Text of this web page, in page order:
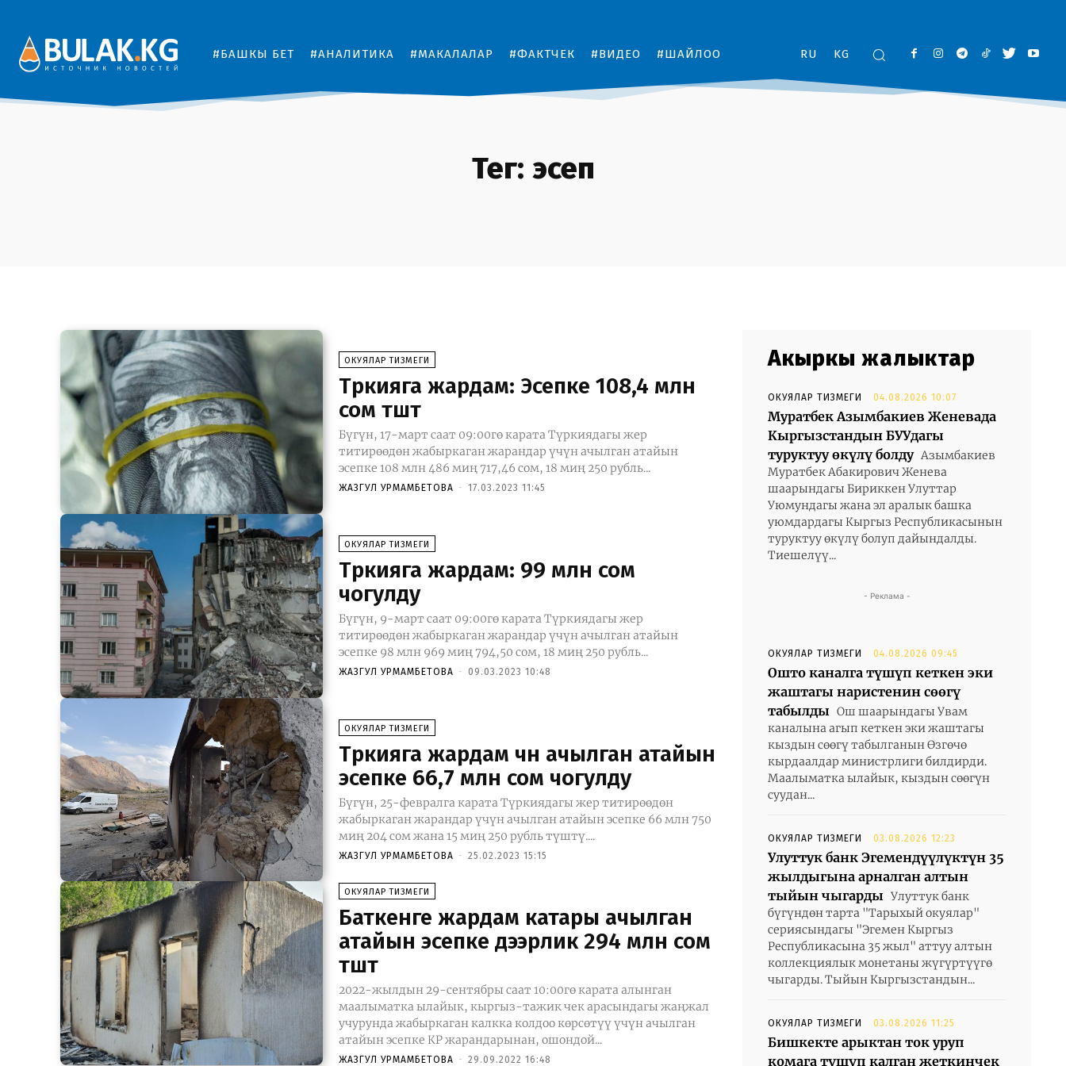
#БАШКЫ БЕТ #АНАЛИТИКА #МАКАЛАЛАР #ФАКТЧЕК #ВИДЕО #ШАЙЛОО RU KG
Тег: эсеп
ОКУЯЛАР ТИЗМЕГИ
Түркияга жардам: Эсепке 108,4 млн
сом түштү
Бүгүн, 17-март саат 09:00гө карата Түркиядагы жер
титирөөдөн жабыркаган жарандар үчүн ачылган атайын
эсепке 108 млн 486 миң 717,46 сом, 18 миң 250 рубль...
ЖАЗГУЛ УРМАМБЕТОВА - 17.03.2023 11:45
ОКУЯЛАР ТИЗМЕГИ
Түркияга жардам: 99 млн сом
чогулду
Бүгүн, 9-март саат 09:00гө карата Түркиядагы жер
титирөөдөн жабыркаган жарандар үчүн ачылган атайын
эсепке 98 млн 969 миң 794,50 сом, 18 миң 250 рубль...
ЖАЗГУЛ УРМАМБЕТОВА - 09.03.2023 10:48
ОКУЯЛАР ТИЗМЕГИ
Түркияга жардам үчүн ачылган атайын
эсепке 66,7 млн сом чогулду
Бүгүн, 25-февралга карата Түркиядагы жер титирөөдөн
жабыркаган жарандар үчүн ачылган атайын эсепке 66 млн 750
миң 204 сом жана 15 миң 250 рубль түштү....
ЖАЗГУЛ УРМАМБЕТОВА - 25.02.2023 15:15
ОКУЯЛАР ТИЗМЕГИ
Баткенге жардам катары ачылган
атайын эсепке дээрлик 294 млн сом
түштү
2022-жылдын 29-сентябры саат 10:00гө карата алынган
маалыматка ылайык, кыргыз-тажик чек арасындагы жаңжал
учурунда жабыркаган калкка колдоо көрсөтүү үчүн ачылган
атайын эсепке КР жарандарынан, ошондой...
ЖАЗГУЛ УРМАМБЕТОВА - 29.09.2022 16:48
Акыркы жаңлыктар
ОКУЯЛАР ТИЗМЕГИ 04.08.2026 10:07
Муратбек Азымбакиев Женевада
Кыргызстандын БУУдагы
туруктуу өкүлү болду Азымбакиев
Муратбек Абакирович Женева
шаарындагы Бириккен Улуттар
Уюмундагы жана эл аралык башка
уюмдардагы Кыргыз Республикасынын
туруктуу өкүлү болуп дайындалды.
Тиешелүү...
- Реклама -
ОКУЯЛАР ТИЗМЕГИ 04.08.2026 09:45
Ошто каналга түшүп кеткен эки
жаштагы наристенин сөөгү
табылды Ош шаарындагы Увам
каналына агып кеткен эки жаштагы
кыздын сөөгү табылганын Өзгөчө
кырдаалдар министрлиги билдирди.
Маалыматка ылайык, кыздын сөөгүн
суудан...
ОКУЯЛАР ТИЗМЕГИ 03.08.2026 12:23
Улуттук банк Эгемендүүлүктүн 35
жылдыгына арналган алтын
тыйын чыгарды Улуттук банк
бүгүндөн тарта "Тарыхый окуялар"
сериясындагы "Эгемен Кыргыз
Республикасына 35 жыл" аттуу алтын
коллекциялык монетаны жүгүртүүгө
чыгарды. Тыйын Кыргызстандын...
ОКУЯЛАР ТИЗМЕГИ 03.08.2026 11:25
Бишкекте арыктан ток уруп
комага түшүп калган жеткинчек